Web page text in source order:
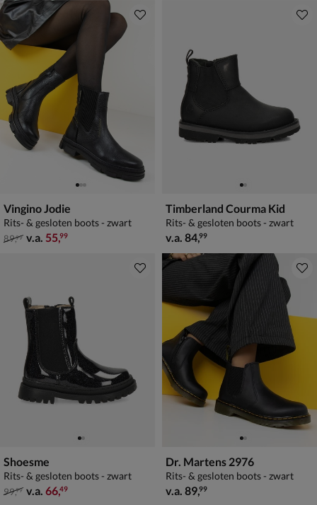
Vingino Jodie
Rits- & gesloten boots - zwart
van € 89,99 vanaf € 55,99
89,99 v.a. 55,99
Timberland Courma Kid
Rits- & gesloten boots - zwart
vanaf € 84,99
v.a. 84,99
Shoesme
Rits- & gesloten boots - zwart
van € 99,99 vanaf € 66,49
99,99 v.a. 66,49
Dr. Martens 2976
Rits- & gesloten boots - zwart
vanaf € 89,99
v.a. 89,99